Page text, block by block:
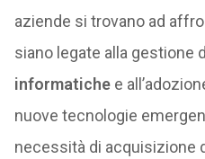
aziende si trovano ad
siano legate alla gestione
informatiche e
nuove tecnologie
necessità di acquisizione